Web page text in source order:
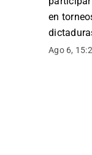
en
Ago 6,